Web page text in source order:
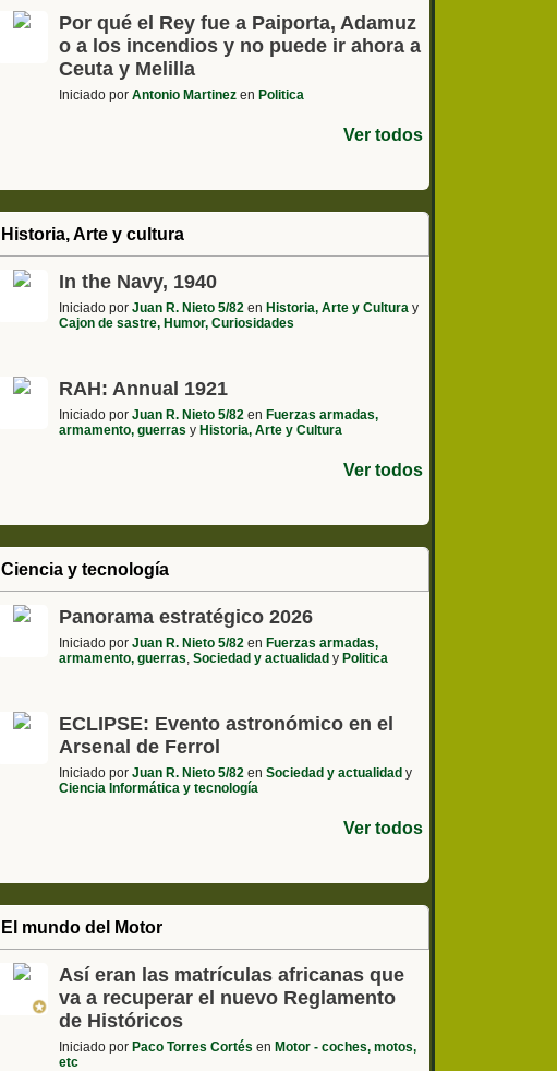
Por qué el Rey fue a Paiporta, Adamuz
o a los incendios y no puede ir ahora a
Ceuta y Melilla
Iniciado porAntonio Martinez en Politica
Ver todos
Historia, Arte y cultura
In the Navy, 1940
Iniciado porJuan R. Nieto 5/82 en Historia, Arte y Cultura y
Cajon de sastre, Humor, Curiosidades
RAH: Annual 1921
Iniciado porJuan R. Nieto 5/82 en Fuerzas armadas,
armamento, guerras y Historia, Arte y Cultura
Ver todos
Ciencia y tecnología
Panorama estratégico 2026
Iniciado porJuan R. Nieto 5/82 en Fuerzas armadas,
armamento, guerras,Sociedad y actualidad y Politica
ECLIPSE: Evento astronómico en el
Arsenal de Ferrol
Iniciado porJuan R. Nieto 5/82 enSociedad y actualidad y
Ciencia Informática y tecnología
Ver todos
El mundo del Motor
Así eran las matrículas africanas que
va a recuperar el nuevo Reglamento
de Históricos
Iniciado por Paco Torres Cortés en Motor - coches, motos,
etc